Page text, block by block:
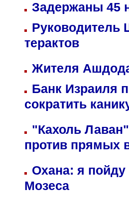
Задержаны 45
Руководитель
терактов
Жителя
Банк Израиля
сократить
"Кахоль
против прямых
Охана: я пойду
Мозеса